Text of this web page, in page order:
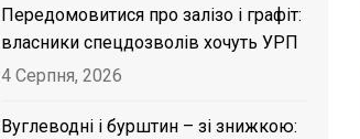
Передомовитися про залізо і графіт:
власники спецдозволів хочуть УРП
4 Серпня, 2026
Вуглеводні і бурштин – зі знижкою: